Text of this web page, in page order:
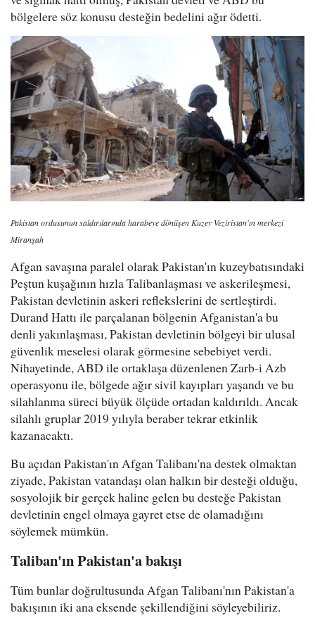
bölgelere söz konusu desteğin bedelini ağır ödetti.
Pakistan ordusunun saldırılarında harabeye dönüşen Kuzey Veziristan'ın merkezi
Miranşah
Afgan savaşına paralel olarak Pakistan'ın kuzeybatısındaki
Peştun kuşağının hızla Talibanlaşması ve askerileşmesi,
Pakistan devletinin askeri reflekslerini de sertleştirdi.
Durand Hattı ile parçalanan bölgenin Afganistan'a bu
denli yakınlaşması, Pakistan devletinin bölgeyi bir ulusal
güvenlik meselesi olarak görmesine sebebiyet verdi.
Nihayetinde, ABD ile ortaklaşa düzenlenen Zarb-i Azb
operasyonu ile, bölgede ağır sivil kayıpları yaşandı ve bu
silahlanma süreci büyük ölçüde ortadan kaldırıldı. Ancak
silahlı gruplar 2019 yılıyla beraber tekrar etkinlik
kazanacaktı.
Bu açıdan Pakistan'ın Afgan Talibanı'na destek olmaktan
ziyade, Pakistan vatandaşı olan halkın bir desteği olduğu,
sosyolojik bir gerçek haline gelen bu desteğe Pakistan
devletinin engel olmaya gayret etse de olamadığını
söylemek mümkün.
Taliban'ın Pakistan'a bakışı
Tüm bunlar doğrultusunda Afgan Talibanı'nın Pakistan'a
bakışının iki ana eksende şekillendiğini söyleyebiliriz.